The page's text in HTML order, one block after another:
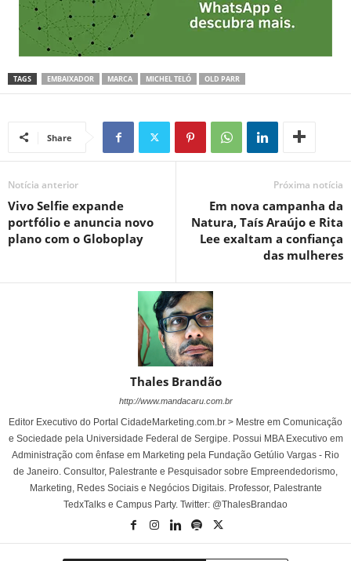
TAGS EMBAIXADOR MARCA MICHEL TELÓ OLD PARR
Share
Notícia anterior
Vivo Selfie expande
portfólio e anuncia novo
plano com o Globoplay
Próxima notícia
Em nova campanha da
Natura, Taís Araújo e Rita
Lee exaltam a confiança
das mulheres
Thales Brandão
http://www.mandacaru.com.br
Editor Executivo do Portal CidadeMarketing.com.br > Mestre em Comunicação
e Sociedade pela Universidade Federal de Sergipe. Possui MBA Executivo em
Administração com ênfase em Marketing pela Fundação Getúlio Vargas - Rio
de Janeiro. Consultor, Palestrante e Pesquisador sobre Empreendedorismo,
Marketing, Redes Sociais e Negócios Digitais. Professor, Palestrante
TedxTalks e Campus Party. Twitter: @ThalesBrandao